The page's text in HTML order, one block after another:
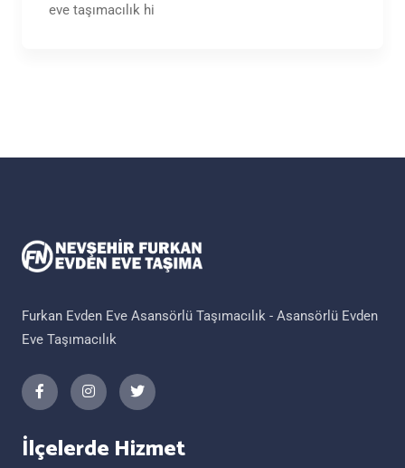
eve taşımacılık hi
Furkan Evden Eve Asansörlü Taşımacılık - Asansörlü Evden
Eve Taşımacılık
İlçelerde Hizmet